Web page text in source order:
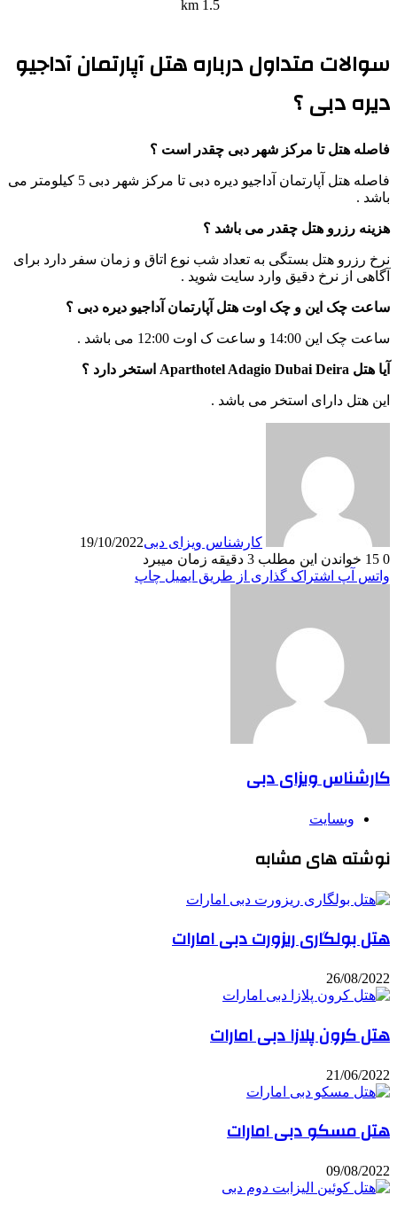
1.5 km
سوالات متداول درباره هتل آپارتمان آداجیو
دیره دبی ؟
فاصله هتل تا مرکز شهر دبی چقدر است ؟
فاصله هتل آپارتمان آداجیو دیره دبی تا مرکز شهر دبی 5 کیلومتر می
باشد .
هزینه رزرو هتل چقدر می باشد ؟
نرخ رزرو هتل بستگی به تعداد شب نوع اتاق و زمان سفر دارد برای
آگاهی از نرخ دقیق وارد سایت شوید .
ساعت چک این و چک اوت هتل آپارتمان آداجیو دیره دبی ؟
ساعت چک این 14:00 و ساعت ک اوت 12:00 می باشد .
آیا هتل Aparthotel Adagio Dubai Deira استخر دارد ؟
این هتل دارای استخر می باشد .
کارشناس ویزای دبی19/10/2022
0
خواندن این مطلب 3 دقیقه زمان میبرد
واتس آپ اشتراک گذاری از طریق ایمیل چاپ
کارشناس ویزای دبی
وبسایت
نوشته های مشابه
هتل بولگاری ریزورت دبی امارات
26/08/2022
هتل کرون پلازا دبی امارات
21/06/2022
هتل مسکو دبی امارات
09/08/2022